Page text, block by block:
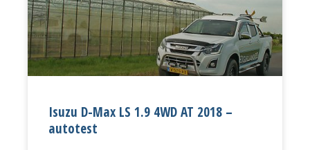
Isuzu D-Max LS 1.9 4WD AT 2018 –
autotest